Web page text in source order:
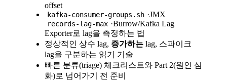
offset
kafka-consumer-groups.sh ·JMX
records-lag-max ·Burrow/Kafka Lag
Exporter로 lag을 측정하는 법
정상적인 상수 lag, 증가하는 lag, 스파이크
lag을 구분하는 읽기 기술
빠른 분류(triage) 체크리스트와 Part 2(원인 심
화)로 넘어가기 전 준비